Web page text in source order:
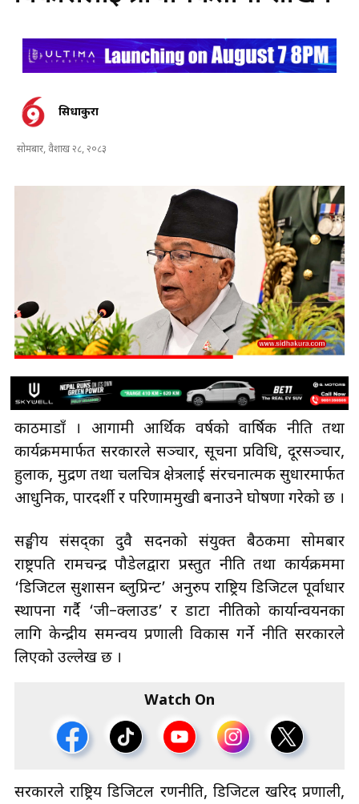
सिधाकुरा
सोमबार, वैशाख २८, २०८३
काठमाडौंँ । आगामी आर्थिक वर्षको वार्षिक नीति तथा
कार्यक्रममार्फत सरकारले सञ्चार, सूचना प्रविधि, दूरसञ्चार,
हुलाक, मुद्रण तथा चलचित्र क्षेत्रलाई संरचनात्मक सुधारमार्फत
आधुनिक, पारदर्शी र परिणाममुखी बनाउने घोषणा गरेको छ ।
सङ्घीय संसद्का दुवै सदनको संयुक्त बैठकमा सोमबार
राष्ट्रपति रामचन्द्र पौडेलद्वारा प्रस्तुत नीति तथा कार्यक्रममा
‘डिजिटल सुशासन ब्लुप्रिन्ट’ अनुरुप राष्ट्रिय डिजिटल पूर्वाधार
स्थापना गर्दै ‘जी–क्लाउड’ र डाटा नीतिको कार्यान्वयनका
लागि केन्द्रीय समन्वय प्रणाली विकास गर्ने नीति सरकारले
लिएको उल्लेख छ ।
Watch On
सरकारले राष्ट्रिय डिजिटल रणनीति, डिजिटल खरिद प्रणाली,